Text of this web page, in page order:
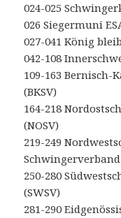
024-025
026 Siegermuni
027-041 König
042-108
109-163
(BKSV)
164-218
(NOSV)
219-249
Schwingerverband
250-280
(SWSV)
281-290